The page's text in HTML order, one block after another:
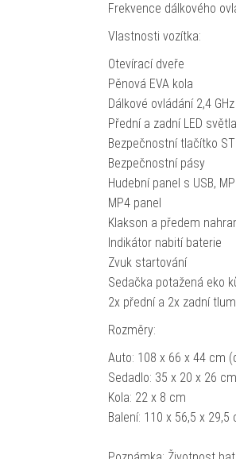
Frekvence dálkového
Vlastnosti vozítka:
Otevírací dveře
Pěnová EVA kola
Dálkové ovládání 2,4 GHz
Přední a zadní LED světla
Bezpečnostní tlačítko
Bezpečnostní pásy
Hudební panel s USB,
MP4 panel
Klakson a předem
Indikátor nabití baterie
Zvuk startování
Sedačka potažená eko
2x přední a 2x zadní
Rozměry:
Auto: 108 x 66 x 44 cm
Sedadlo: 35 x 20 x 26 cm
Kola: 22 x 8 cm
Balení: 110 x 56,5 x 29,5